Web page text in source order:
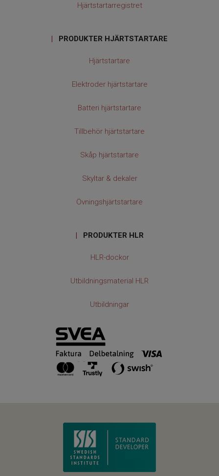
Hjärtstartarregistret
| PRODUKTER HJÄRTSTARTARE
Hjärtstartare
Elektroder hjärtstartare
Batteri hjärtstartare
Tillbehör hjärtstartare
Skåp hjärtstartare
Skyltar & dekaler
Övningshjärtstartare
| PRODUKTER HLR
HLR-dockor
Utbildningsmaterial HLR
Utbildningar